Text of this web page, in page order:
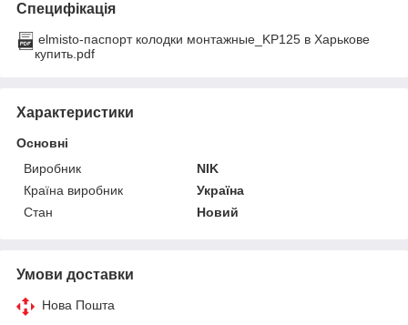
Специфікація
elmisto-паспорт колодки монтажные_KP125 в Харькове
купить.pdf
Характеристики
Основні
Виробник
NIK
Країна виробник
Україна
Стан
Новий
Умови доставки
Нова Пошта